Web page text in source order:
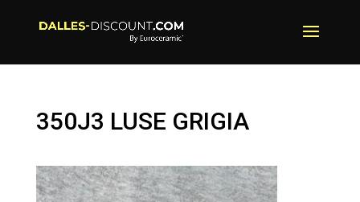
350J3 LUSE GRIGIA